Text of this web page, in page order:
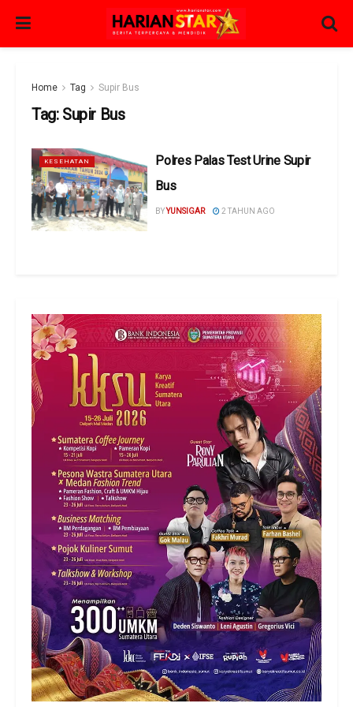
Home Tag Supir Bus
Tag: Supir Bus
KESEHATAN
Polres Palas Test Urine Supir
Bus
BYYUNSIGAR 2 TAHUN AGO